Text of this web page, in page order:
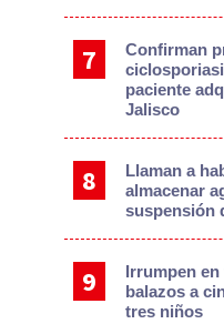
Confirman
paciente
Jalisco
Llaman a
almacenar
suspensión
Irrumpen en
balazos a
tres niños